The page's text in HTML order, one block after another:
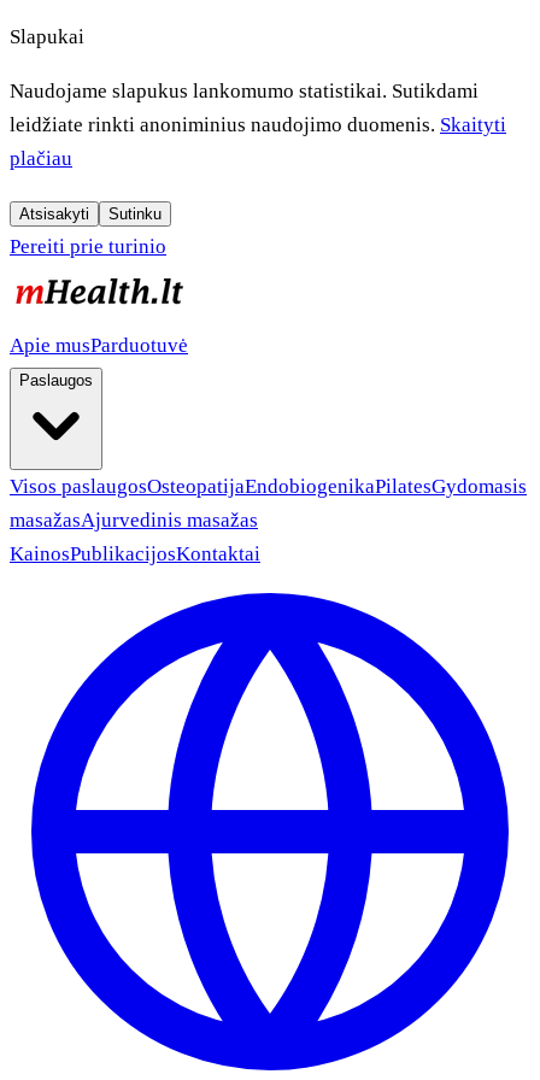
Slapukai
Naudojame slapukus lankomumo statistikai. Sutikdami
leidžiate rinkti anoniminius naudojimo duomenis. Skaityti
plačiau
Atsisakyti Sutinku
Pereiti prie turinio
Apie musParduotuvė
Paslaugos
Visos paslaugosOsteopatijaEndobiogenikaPilatesGydomasis
masažasAjurvedinis masažas
KainosPublikacijosKontaktai